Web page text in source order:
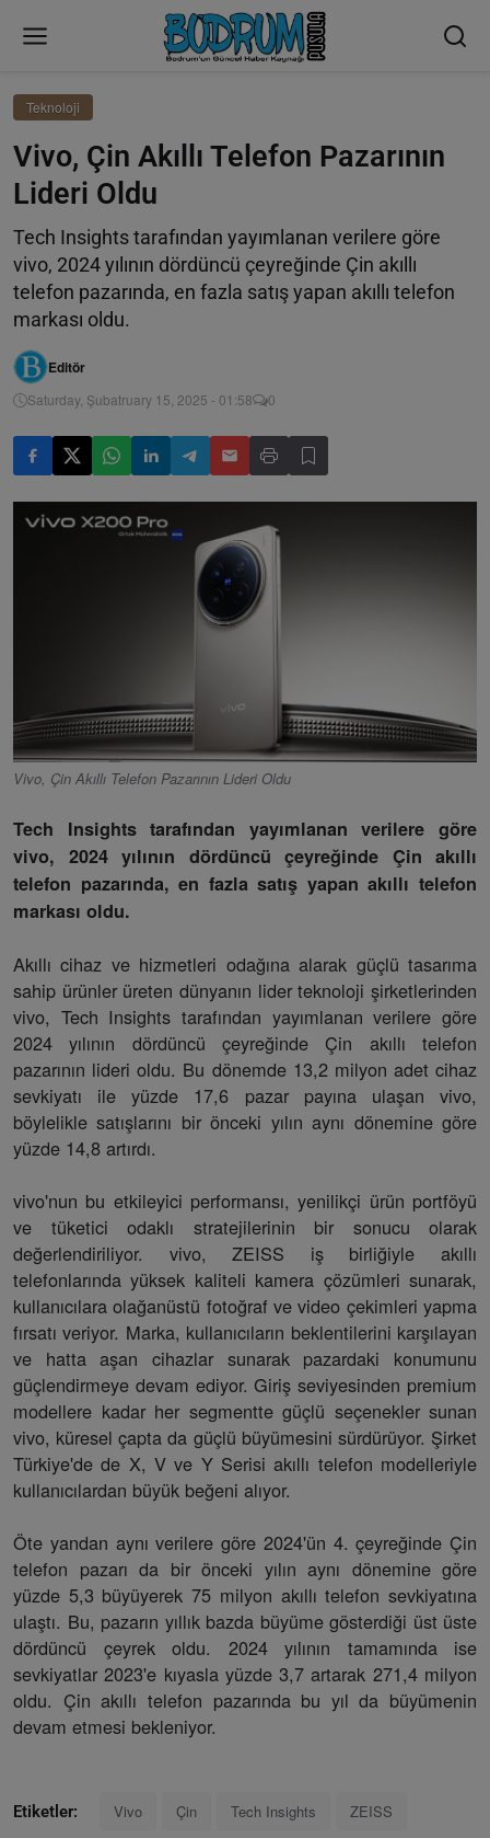
Teknoloji
Vivo, Çin Akıllı Telefon Pazarının
Lideri Oldu
Tech Insights tarafından yayımlanan verilere göre
vivo, 2024 yılının dördüncü çeyreğinde Çin akıllı
telefon pazarında, en fazla satış yapan akıllı telefon
markası oldu.
Editör
Saturday, Şubatruary 15, 2025 - 01:58 0
Vivo, Çin Akıllı Telefon Pazarının Lideri Oldu
Tech Insights tarafından yayımlanan verilere göre
vivo, 2024 yılının dördüncü çeyreğinde Çin akıllı
telefon pazarında, en fazla satış yapan akıllı telefon
markası oldu.
Akıllı cihaz ve hizmetleri odağına alarak güçlü tasarıma
sahip ürünler üreten dünyanın lider teknoloji şirketlerinden
vivo, Tech Insights tarafından yayımlanan verilere göre
2024 yılının dördüncü çeyreğinde Çin akıllı telefon
pazarının lideri oldu. Bu dönemde 13,2 milyon adet cihaz
sevkiyatı ile yüzde 17,6 pazar payına ulaşan vivo,
böylelikle satışlarını bir önceki yılın aynı dönemine göre
yüzde 14,8 artırdı.
vivo'nun bu etkileyici performansı, yenilikçi ürün portföyü
ve tüketici odaklı stratejilerinin bir sonucu olarak
değerlendiriliyor. vivo, ZEISS iş birliğiyle akıllı
telefonlarında yüksek kaliteli kamera çözümleri sunarak,
kullanıcılara olağanüstü fotoğraf ve video çekimleri yapma
fırsatı veriyor. Marka, kullanıcıların beklentilerini karşılayan
ve hatta aşan cihazlar sunarak pazardaki konumunu
güçlendirmeye devam ediyor. Giriş seviyesinden premium
modellere kadar her segmentte güçlü seçenekler sunan
vivo, küresel çapta da güçlü büyümesini sürdürüyor. Şirket
Türkiye'de de X, V ve Y Serisi akıllı telefon modelleriyle
kullanıcılardan büyük beğeni alıyor.
Öte yandan aynı verilere göre 2024'ün 4. çeyreğinde Çin
telefon pazarı da bir önceki yılın aynı dönemine göre
yüzde 5,3 büyüyerek 75 milyon akıllı telefon sevkiyatına
ulaştı. Bu, pazarın yıllık bazda büyüme gösterdiği üst üste
dördüncü çeyrek oldu. 2024 yılının tamamında ise
sevkiyatlar 2023'e kıyasla yüzde 3,7 artarak 271,4 milyon
oldu. Çin akıllı telefon pazarında bu yıl da büyümenin
devam etmesi bekleniyor.
Etiketler: Vivo Çin Tech Insights ZEISS